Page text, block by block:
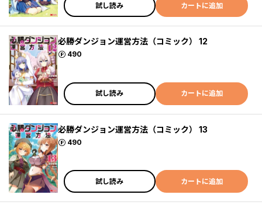
試し読み カートに追加
必勝ダンジョン運営方法（コミック） 12
490
ポイント
試し読み カートに追加
必勝ダンジョン運営方法（コミック） 13
490
ポイント
試し読み カートに追加